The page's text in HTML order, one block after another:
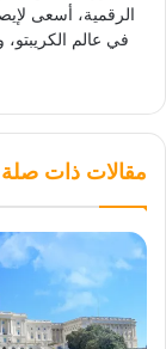
الرقمية، أسعى
في عالم
مقالات ذات صلة